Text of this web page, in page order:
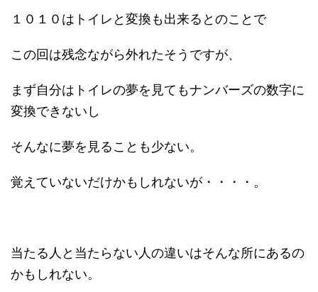
１０１０はトイレと変換も出来るとのことで
この回は残念ながら外れたそうですが、
まず自分はトイレの夢を見てもナンバーズの数字に
変換できないし
そんなに夢を見ることも少ない。
覚えていないだけかもしれないが・・・・。
当たる人と当たらない人の違いはそんな所にあるの
かもしれない。